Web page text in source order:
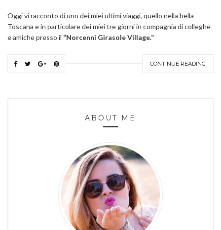
Oggi vi racconto di uno dei miei ultimi viaggi, quello nella bella
Toscana e in particolare dei miei tre giorni in compagnia di colleghe
e amiche presso il “Norcenni Girasole Village.”
CONTINUE READING
ABOUT ME